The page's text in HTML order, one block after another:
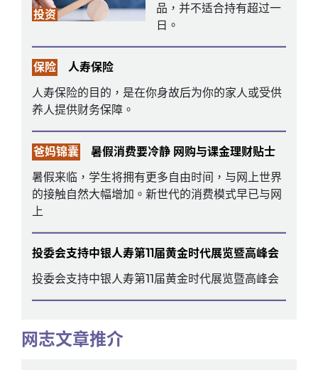
投资
品，并不适合持有超过一
日。
保险
人寿保险
人寿保险的目的，是在你身故后为你的家人或受供
养人提供财务保障。
爸妈锦囊
暑假消费要冷静 网购与课金理财贴士
暑假来临，学生将拥有更多自由时间，与网上世界
的接触自然大幅增加。新世代的消费模式早已与网
上
投委会支持中银人寿第11届黄金时代展览暨高峰会
投委会支持中银人寿第11届黄金时代展览暨高峰会
网志文章推介